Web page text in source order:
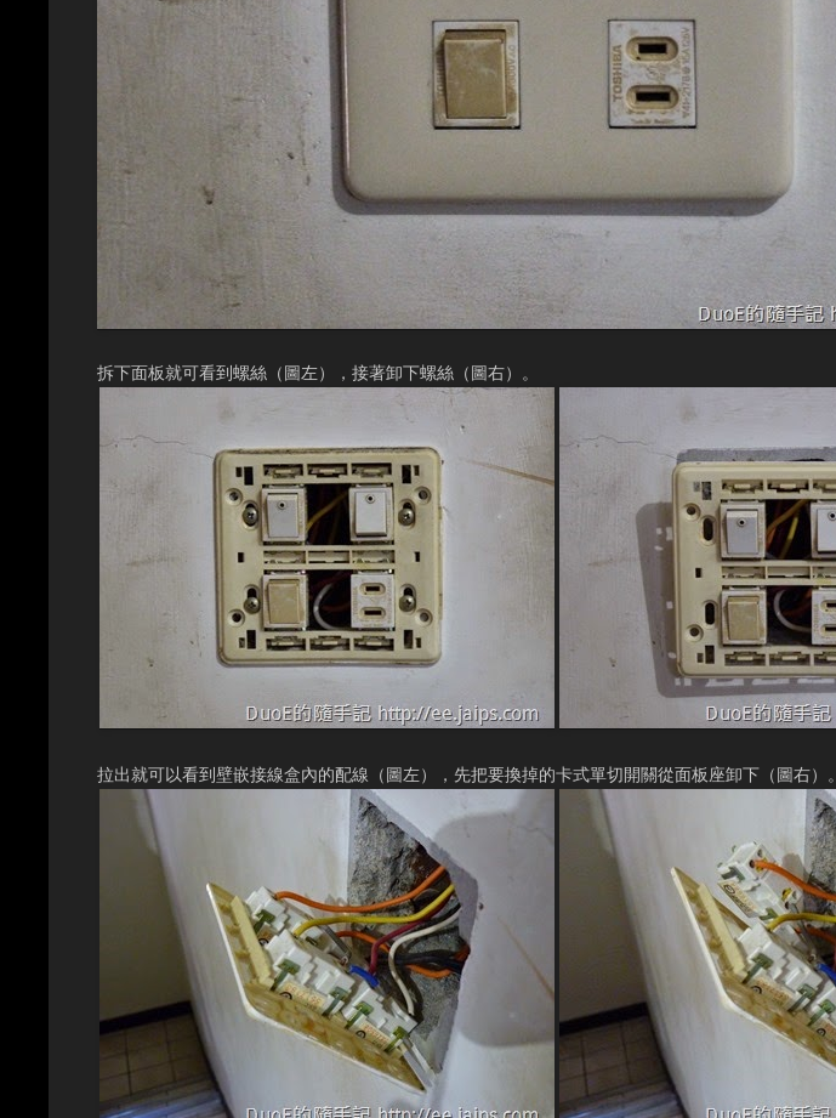
拆下面板就可看到螺絲（圖左），接著卸下螺絲（圖右）。
拉出就可以看到壁嵌接線盒內的配線（圖左），先把要換掉的卡式單切開關從面板座卸下（圖右）。